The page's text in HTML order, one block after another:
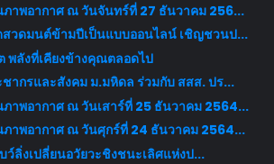
าพอากาศ ณ วันจันทร์ที่ 27 ธันวาคม 256...
สวดมนต์ข้ามปีเป็นแบบออนไลน์ เชิญชวนป...
พลังที่เคียงข้างคุณตลอดไป
ากรและสังคม ม.มหิดล ร่วมกับ สสส. ปร...
าพอากาศ ณ วันเสาร์ที่ 25 ธันวาคม 2564...
าพอากาศ ณ วันศุกร์ที่ 24 ธันวาคม 2564...
ว์ลิ่งเปลี่ยนอวัยวะชิงชนะเลิศแห่งป...